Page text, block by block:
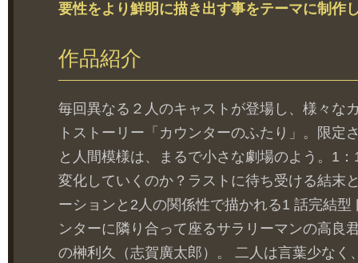
要性をより鮮明に描き出す事をテーマに制作
作品紹介
毎回異なる２人のキャストが登場し、様々な
トストーリー「カウンターのふたり」。限定
と人間模様は、まるで小さな劇場のよう。1
変化していくのか？ラストに待ち受ける結末
ーションと2人の関係性で描かれる1 話完結
ンターに隣り合って座るサラリーマンの高良
の榊利久（志賀廣太郎）。 二人は言葉少なく